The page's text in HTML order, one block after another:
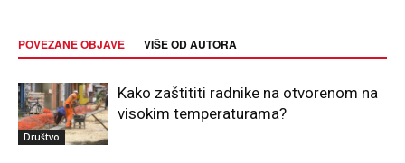
POVEZANE OBJAVE VIŠE OD AUTORA
Društvo
Kako zaštititi radnike na otvorenom na
visokim temperaturama?